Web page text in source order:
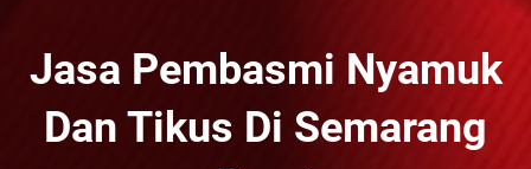
Jasa Pembasmi Nyamuk
Dan Tikus Di Semarang